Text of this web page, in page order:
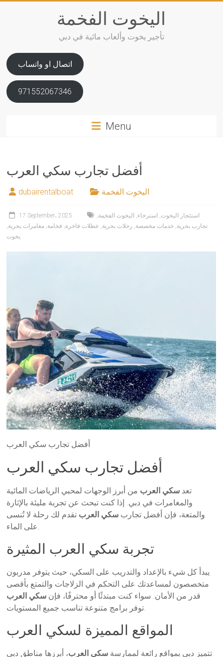
اليخوت الفخمة
تأجير يخوت وألعاب مائية في دبي
اتصال او واتساب
971552067346
Menu
أفضل تجارب سكي العرب
dubairentalboat اليخوت الفخمة
17 September، 2025 استئجار اليخوت, استرخاء, اليخوت الفخمة,
تجارب بحرية, خدمات مخصصة, رحلات بحرية, عطلات فاخرة, فخامة, مغامرات بحرية,
يخوت
أفضل تجارب سكي العرب
أفضل تجارب سكي العرب
تعد سكي العرب من أبرز الوجهات لمحبي الرياضات المائية
والمغامرات في دبي. إذا كنت تبحث عن تجربة مليئة بالإثارة
والمتعة، فإن أفضل تجارب سكي العرب تقدم لك رحلة لا تُنسى
على الماء.
تجربة سكي العرب المثيرة
يبدأ كل شيء بالإعداد والتدريب على السكي، حيث يتوفر مدربون
متخصصون لمساعدتك على التحكم في الزلاجات والتمتع بأقصى
قدر من الأمان. سواء كنت مبتدئًا أو محترفًا، فإن سكي العرب
توفر برامج متنوعة تناسب جميع المستويات.
المواقع المميزة لسكي العرب
تتميز دبي بمواقع رائعة لممارسة سكي العرب، أبرزها مناطق دبي